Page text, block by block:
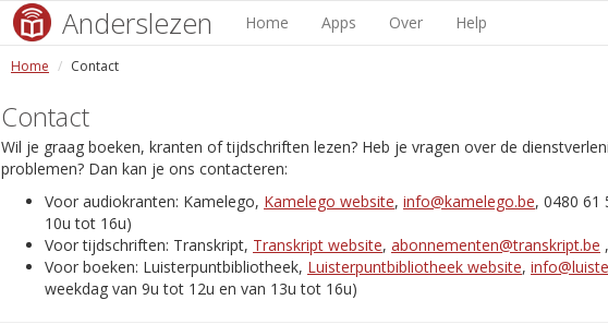
Anderslezen Home Apps Over Help
Home Contact
Contact
Wil je graag boeken, kranten of tijdschriften lezen? Heb je vragen over de
problemen? Dan kan je ons contacteren:
Voor audiokranten: Kamelego, Kamelego website, info@kamelego.be, 0480 61
10u tot 16u)
Voor tijdschriften: Transkript, Transkript website, abonnementen@transkript.be
Voor boeken: Luisterpuntbibliotheek, Luisterpuntbibliotheek website,
weekdag van 9u tot 12u en van 13u tot 16u)